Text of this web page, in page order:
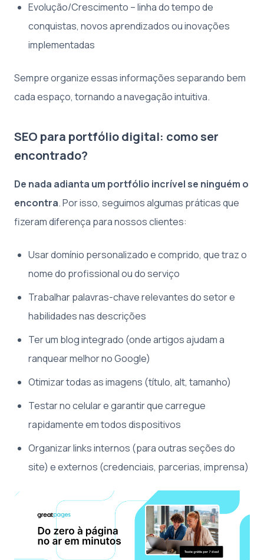
Evolução/Crescimento – linha do tempo de
conquistas, novos aprendizados ou inovações
implementadas
Sempre organize essas informações separando bem
cada espaço, tornando a navegação intuitiva.
SEO para portfólio digital: como ser
encontrado?
De nada adianta um portfólio incrível se ninguém o
encontra. Por isso, seguimos algumas práticas que
fizeram diferença para nossos clientes:
Usar domínio personalizado e comprido, que traz o
nome do profissional ou do serviço
Trabalhar palavras-chave relevantes do setor e
habilidades nas descrições
Ter um blog integrado (onde artigos ajudam a
ranquear melhor no Google)
Otimizar todas as imagens (título, alt, tamanho)
Testar no celular e garantir que carregue
rapidamente em todos dispositivos
Organizar links internos (para outras seções do
site) e externos (credenciais, parcerias, imprensa)